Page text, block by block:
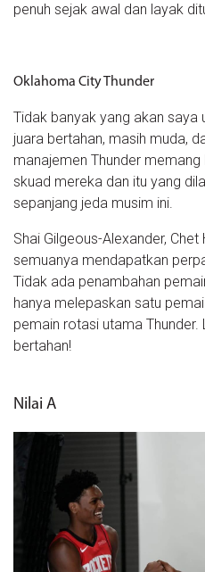
penuh sejak awal dan layak
Oklahoma City Thunder
Tidak banyak yang akan saya
juara bertahan, masih muda,
manajemen Thunder
skuad mereka dan itu yang
sepanjang jeda musim ini.
Shai Gilgeous-Alexander,
semuanya mendapatkan
Tidak ada penambahan
hanya melepaskan satu
pemain rotasi utama Thunder.
bertahan!
Nilai A